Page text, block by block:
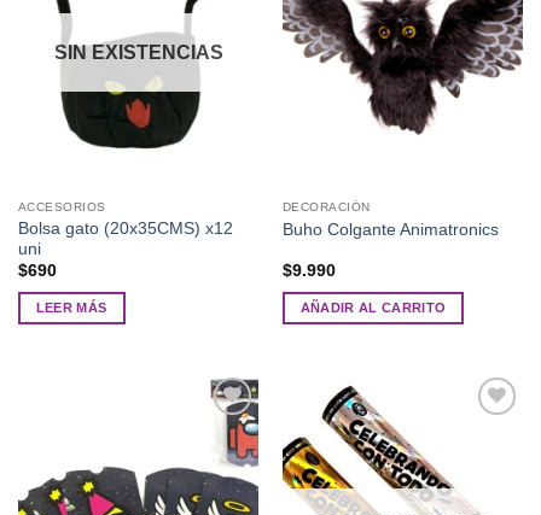
SIN EXISTENCIAS
ACCESORIOS
Bolsa gato (20x35CMS) x12
uni
$690
LEER MÁS
deseos
DECORACIÓN
Buho Colgante Animatronics
$9.990
AÑADIR AL CARRITO
Añadir
a la
lista de
deseos